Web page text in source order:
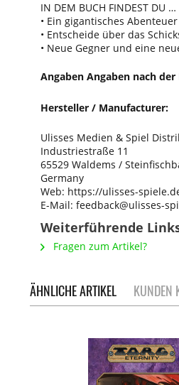
IN DEM BUCH FINDEST DU …
• Ein gigantisches
• Entscheide über das
• Neue Gegner und eine
Angaben Angaben nach
Hersteller / Manufacturer:
Ulisses Medien & Spiel
Industriestraße 11
65529 Waldems /
Germany
Web: https://ulisses-
E-Mail: feedback@ulisses-
Weiterführende
Fragen zum Artikel?
ÄHNLICHE ARTIKEL KUNDEN